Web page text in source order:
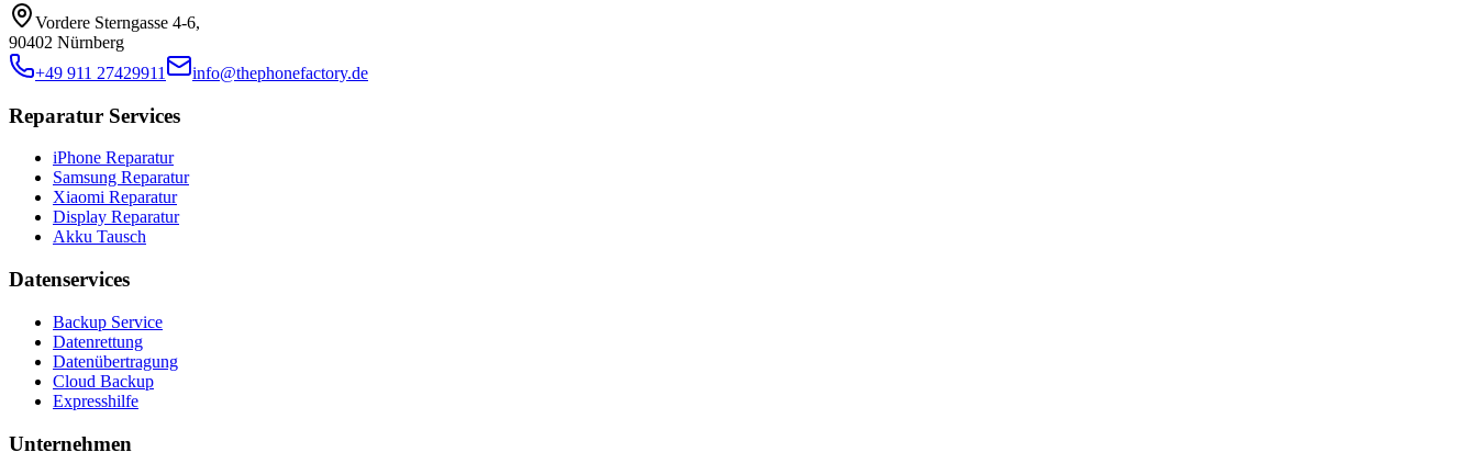
Vordere Sterngasse 4-6,
90402 Nürnberg
+49 911 27429911
info@thephonefactory.de
Reparatur Services
iPhone Reparatur
Samsung Reparatur
Xiaomi Reparatur
Display Reparatur
Akku Tausch
Datenservices
Backup Service
Datenrettung
Datenübertragung
Cloud Backup
Expresshilfe
Unternehmen